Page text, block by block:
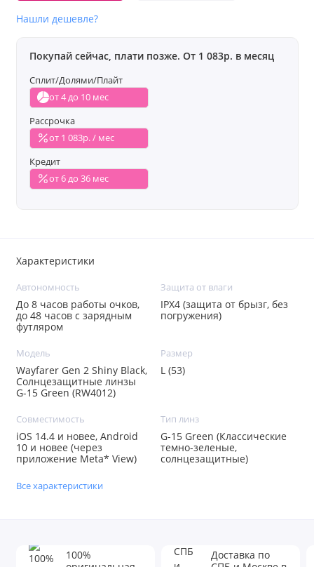
Нашли дешевле?
Покупай сейчас, плати позже. От 1 083р. в месяц
Сплит/Долями/Плайт
от 4 до 10 мес
Рассрочка
от 1 083р. / мес
Кредит
от 6 до 36 мес
Характеристики
Автономность
До 8 часов работы очков,
до 48 часов с зарядным
футляром
Защита от влаги
IPX4 (защита от брызг, без
погружения)
Модель
Wayfarer Gen 2 Shiny Black,
Солнцезащитные линзы
G-15 Green (RW4012)
Размер
L (53)
Совместимость
iOS 14.4 и новее, Android
10 и новее (через
приложение Meta* View)
Тип линз
G-15 Green (Классические
темно-зеленые,
солнцезащитные)
Все характеристики
100%
Доставка по